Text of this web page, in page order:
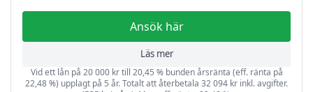
Ansök här
Läs mer
Vid ett lån på 20 000 kr till 20,45 % bunden årsränta (eff. ränta på
22,48 %) upplagt på 5 år. Totalt att återbetala 32 094 kr inkl. avgifter.